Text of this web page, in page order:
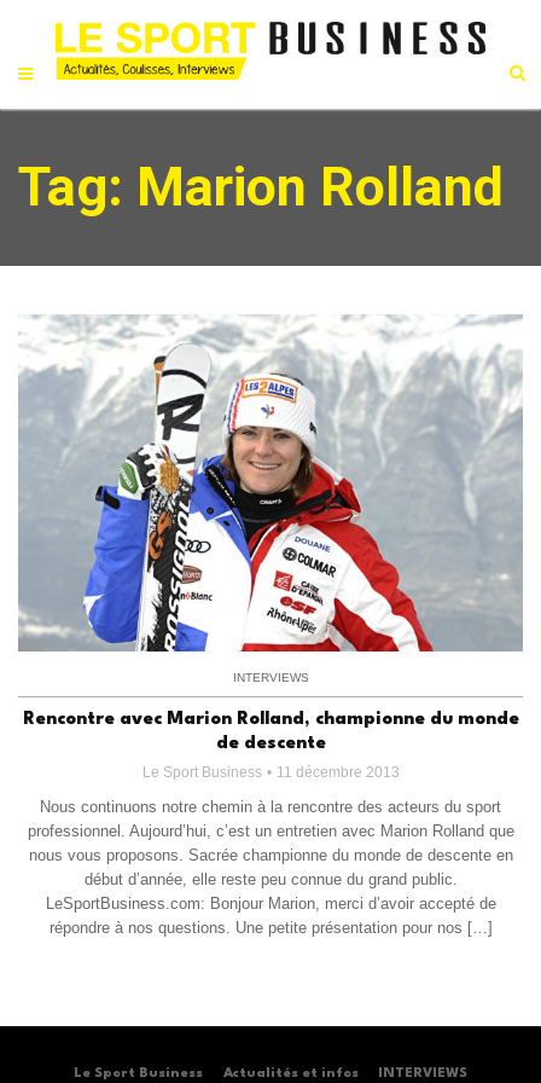
Tag: Marion Rolland
INTERVIEWS
Rencontre avec Marion Rolland, championne du monde
de descente
Le Sport Business 11 décembre 2013
Nous continuons notre chemin à la rencontre des acteurs du sport
professionnel. Aujourd’hui, c’est un entretien avec Marion Rolland que
nous vous proposons. Sacrée championne du monde de descente en
début d’année, elle reste peu connue du grand public.
LeSportBusiness.com: Bonjour Marion, merci d’avoir accepté de
répondre à nos questions. Une petite présentation pour nos […]
Le Sport Business Actualités et infos INTERVIEWS